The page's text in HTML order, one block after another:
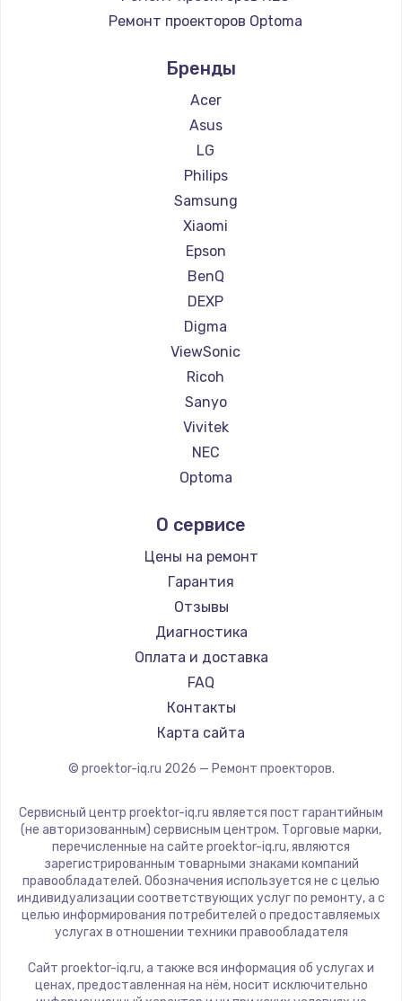
Ремонт проекторов Optoma
Ремонт проекторов Infocus
Ремонт проекторов Barco
Ремонт проекторов Xgimi
Ремонт проекторов JVC
Ремонт проекторов Casio
Ремонт проекторов Hiper
Ремонт проекторов HITACHI
Ремонт проекторов Panasonic
Ремонт проекторов Hisense
Бренды
Acer
Asus
LG
Philips
Samsung
Xiaomi
Epson
BenQ
DEXP
Digma
ViewSonic
Ricoh
Sanyo
Vivitek
NEC
Optoma
Infocus
Barco
Xgimi
JVC
Casio
Hiper
HITACHI
Panasonic
Hisense
О сервисе
Цены на ремонт
Гарантия
Отзывы
Диагностика
Оплата и доставка
FAQ
Контакты
Карта сайта
© proektor-iq.ru 2026 — Ремонт проекторов.
Сервисный центр proektor-iq.ru является пост гарантийным
(не авторизованным) сервисным центром. Торговые марки,
перечисленные на сайте proektor-iq.ru, являются
зарегистрированным товарными знаками компаний
правообладателей. Обозначения используется не с целью
индивидуализации соответствующих услуг по ремонту, а с
целью информирования потребителей о предоставляемых
услугах в отношении техники правообладателя
Сайт proektor-iq.ru, а также вся информация об услугах и
ценах, предоставленная на нём, носит исключительно